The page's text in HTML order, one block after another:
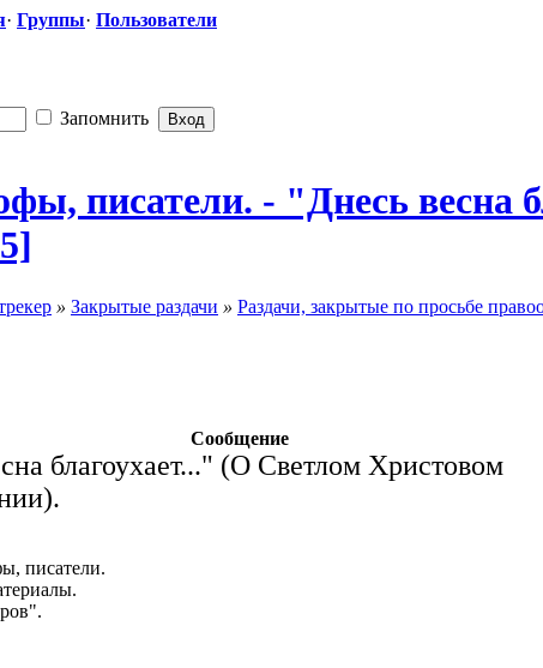
· Группы· Пользователи
Запомнить
писатели. - "Днесь весна
» Закрытые раздачи » Раздачи, закрытые по просьбе
Сообщение
благоухает..." (О Светлом Христовом
писатели.